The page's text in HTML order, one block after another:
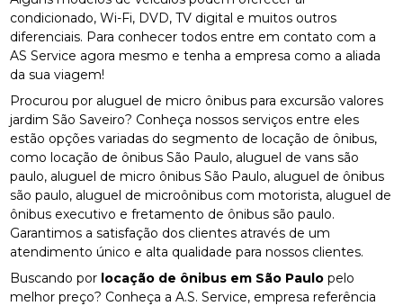
condicionado, Wi-Fi, DVD, TV digital e muitos outros
diferenciais. Para conhecer todos entre em contato com a
AS Service agora mesmo e tenha a empresa como a aliada
da sua viagem!
Procurou por aluguel de micro ônibus para excursão valores
jardim São Saveiro? Conheça nossos serviços entre eles
estão opções variadas do segmento de locação de ônibus,
como locação de ônibus São Paulo, aluguel de vans são
paulo, aluguel de micro ônibus São Paulo, aluguel de ônibus
são paulo, aluguel de microônibus com motorista, aluguel de
ônibus executivo e fretamento de ônibus são paulo.
Garantimos a satisfação dos clientes através de um
atendimento único e alta qualidade para nossos clientes.
Buscando por locação de ônibus em São Paulo pelo
melhor preço? Conheça a A.S. Service, empresa referência